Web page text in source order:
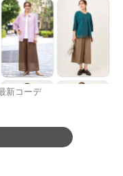
新コーデ